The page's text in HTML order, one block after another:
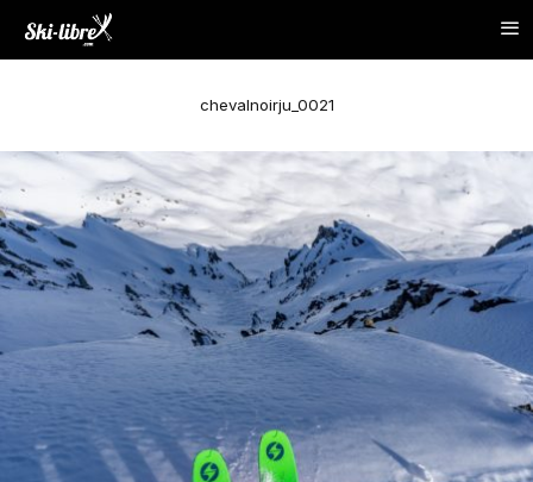
chevalnoirju_0021